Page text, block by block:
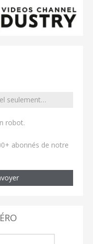
robot.
abonnés de notre